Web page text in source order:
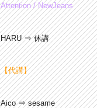
Attention / NewJeans
HARU ⇒ 休講
【代講】
Aico ⇒ sesame